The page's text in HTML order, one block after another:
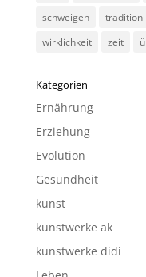
schweigen
tradition
wirklichkeit
zeit
Kategorien
Ernährung
Erziehung
Evolution
Gesundheit
kunst
kunstwerke ak
kunstwerke didi